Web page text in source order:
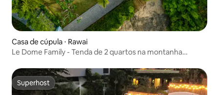
Casa de cúpula ⋅ Rawai
Le Dome Family - Tenda de 2 quartos na montanha
Superhost
Superhost